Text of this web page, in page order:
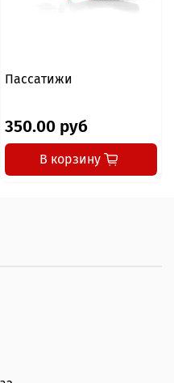
Пассатижи
350.00 руб
В корзину